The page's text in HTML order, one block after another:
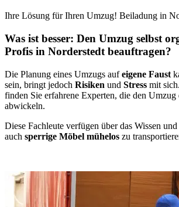
Ihre Lösung für Ihren Umzug! Beiladung in
Was ist besser: Den Umzug selbst
Profis in Norderstedt beauftragen?
Die Planung eines Umzugs aufeigene Faust
sein, bringt jedoch Risiken und Stress mit
finden Sie erfahrene Experten, die den
abwickeln.
Diese Fachleute verfügen über das Wissen
auch sperrige Möbel mühelos zu